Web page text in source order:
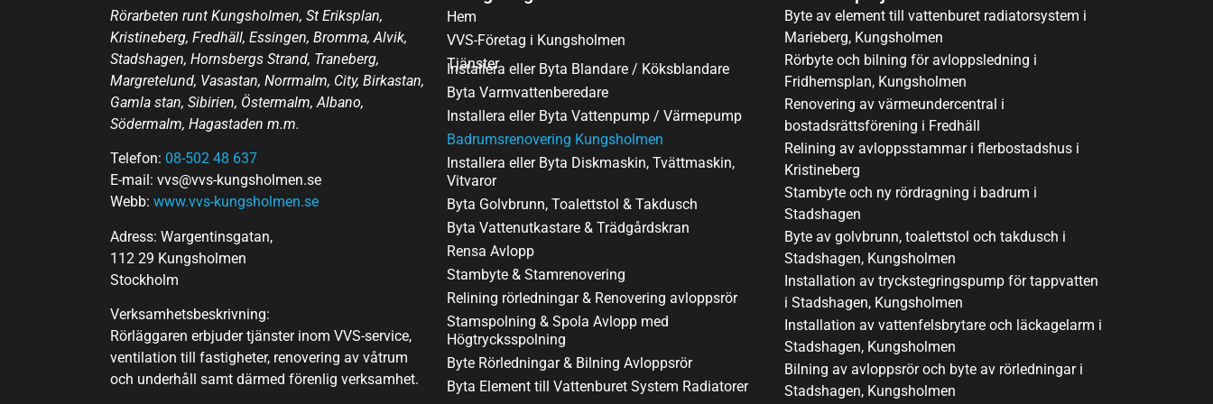
Rörarbeten runt Kungsholmen, St Eriksplan,
Kristineberg, Fredhäll, Essingen, Bromma, Alvik,
Stadshagen, Hornsbergs Strand, Traneberg,
Margretelund, Vasastan, Norrmalm, City, Birkastan,
Gamla stan, Sibirien, Östermalm, Albano,
Södermalm, Hagastaden m.m.
Telefon: 08-502 48 637
E-mail: vvs@vvs-kungsholmen.se
Webb: www.vvs-kungsholmen.se
Adress: Wargentinsgatan,
112 29 Kungsholmen
Stockholm
Verksamhetsbeskrivning:
Rörläggaren erbjuder tjänster inom VVS-service,
ventilation till fastigheter, renovering av våtrum
och underhåll samt därmed förenlig verksamhet.
Hem
VVS-Företag i Kungsholmen
Tjänster
Installera eller Byta Blandare / Köksblandare
Byta Varmvattenberedare
Installera eller Byta Vattenpump / Värmepump
Badrumsrenovering Kungsholmen
Installera eller Byta Diskmaskin, Tvättmaskin,
Vitvaror
Byta Golvbrunn, Toalettstol & Takdusch
Byta Vattenutkastare & Trädgårdskran
Rensa Avlopp
Stambyte & Stamrenovering
Relining rörledningar & Renovering avloppsrör
Stamspolning & Spola Avlopp med
Högtrycksspolning
Byte Rörledningar & Bilning Avloppsrör
Byta Element till Vattenburet System Radiatorer
Byte av element till vattenburet radiatorsystem i
Marieberg, Kungsholmen
Rörbyte och bilning för avloppsledning i
Fridhemsplan, Kungsholmen
Renovering av värmeundercentral i
bostadsrättsförening i Fredhäll
Relining av avloppsstammar i flerbostadshus i
Kristineberg
Stambyte och ny rördragning i badrum i
Stadshagen
Byte av golvbrunn, toalettstol och takdusch i
Stadshagen, Kungsholmen
Installation av tryckstegringspump för tappvatten
i Stadshagen, Kungsholmen
Installation av vattenfelsbrytare och läckagelarm i
Stadshagen, Kungsholmen
Bilning av avloppsrör och byte av rörledningar i
Stadshagen, Kungsholmen